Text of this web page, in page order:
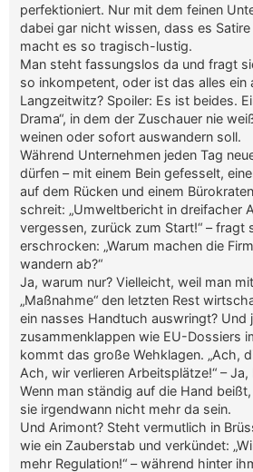
perfektioniert. Nur mit dem feinen
dabei gar nicht wissen, dass es
macht es so tragisch-lustig.
Man steht fassungslos da und fragt
so inkompetent, oder ist das alles ein
Langzeitwitz? Spoiler: Es ist beides.
Drama“, in dem der Zuschauer nie
weinen oder sofort auswandern soll.
Während Unternehmen jeden Tag
dürfen – mit einem Bein gefesselt,
auf dem Rücken und einem
schreit: „Umweltbericht in dreifacher
vergessen, zurück zum Start!“ – fragt
erschrocken: „Warum machen die
wandern ab?“
Ja, warum nur? Vielleicht, weil man
„Maßnahme“ den letzten Rest
ein nasses Handtuch auswringt? Und
zusammenklappen wie EU-Dossiers
kommt das große Wehklagen. „Ach,
Ach, wir verlieren Arbeitsplätze!“ –
Wenn man ständig auf die Hand
sie irgendwann nicht mehr da sein.
Und Arimont? Steht vermutlich in
wie ein Zauberstab und verkündet:
mehr Regulation!“ – während hinter